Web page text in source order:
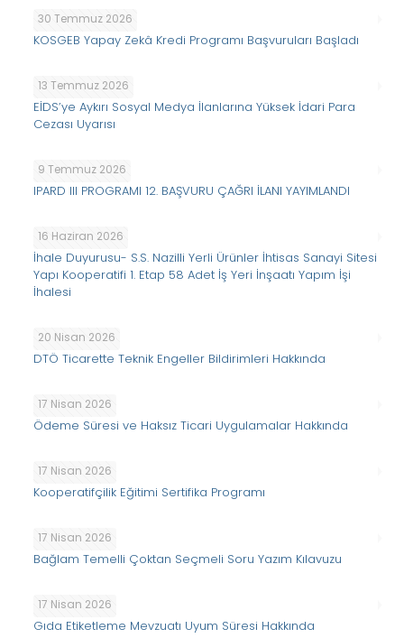
30 Temmuz 2026
KOSGEB Yapay Zekâ Kredi Programı Başvuruları Başladı
13 Temmuz 2026
EİDS’ye Aykırı Sosyal Medya İlanlarına Yüksek İdari Para
Cezası Uyarısı
9 Temmuz 2026
IPARD III PROGRAMI 12. BAŞVURU ÇAĞRI İLANI YAYIMLANDI
16 Haziran 2026
İhale Duyurusu- S.S. Nazilli Yerli Ürünler İhtisas Sanayi Sitesi
Yapı Kooperatifi 1. Etap 58 Adet İş Yeri İnşaatı Yapım İşi
İhalesi
20 Nisan 2026
DTÖ Ticarette Teknik Engeller Bildirimleri Hakkında
17 Nisan 2026
Ödeme Süresi ve Haksız Ticari Uygulamalar Hakkında
17 Nisan 2026
Kooperatifçilik Eğitimi Sertifika Programı
17 Nisan 2026
Bağlam Temelli Çoktan Seçmeli Soru Yazım Kılavuzu
17 Nisan 2026
Gıda Etiketleme Mevzuatı Uyum Süresi Hakkında